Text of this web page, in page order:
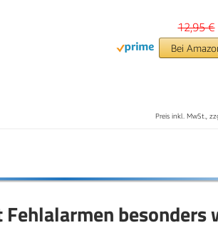
12,95 €
Bei
Preis inkl. MwSt.,
besonders